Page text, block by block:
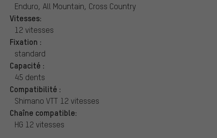
Enduro, All Mountain, Cross Country
Vitesses:
12 vitesses
Fixation :
standard
Capacité :
45 dents
Compatibilité :
Shimano VTT 12 vitesses
Chaîne compatible:
HG 12 vitesses